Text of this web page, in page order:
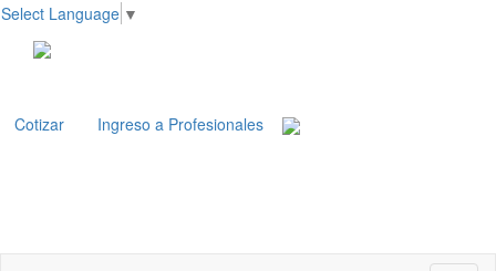
Select Language ▼
Cotizar Ingreso a Profesionales